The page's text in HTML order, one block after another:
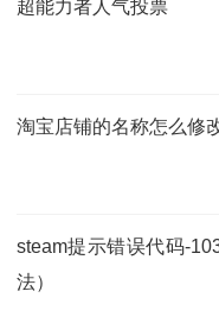
超能力者人气投票
淘宝店铺的名称怎么修
steam提示错误代码-
法）